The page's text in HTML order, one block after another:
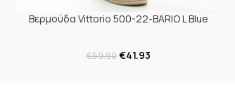
Βερμούδα Vittorio 500-22-BARIO L Blue
€59.90 €41.93